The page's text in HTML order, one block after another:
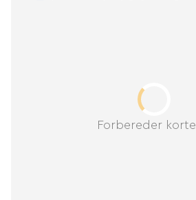
Forbereder